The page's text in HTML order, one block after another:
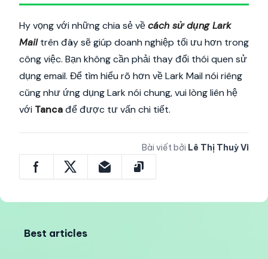
Hy vọng với những chia sẻ vềcách sử dụng Lark
Mailtrên đây sẽ giúp doanh nghiệp tối ưu hơn trong
công việc. Bạn không cần phải thay đổi thói quen sử
dụng email. Để tìm hiểu rõ hơn về Lark Mail nói riêng
cũng như ứng dụng Lark nói chung, vui lòng liên hệ
với Tancađể được tư vấn chi tiết.
Bài viết bởi Lê Thị Thuỳ Vi
Best articles